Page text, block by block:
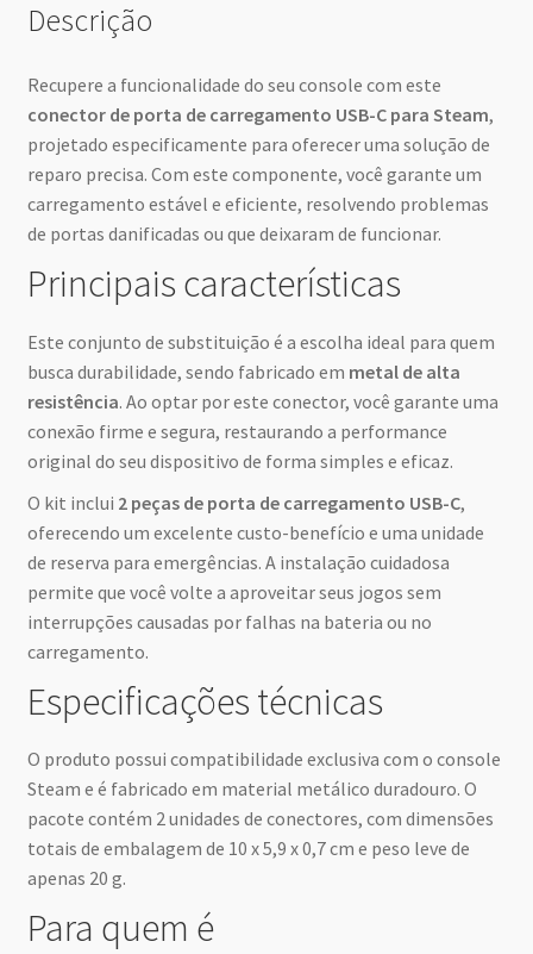
Descrição
Recupere a funcionalidade do seu console com este
conector de porta de carregamento USB-C para Steam,
projetado especificamente para oferecer uma solução de
reparo precisa. Com este componente, você garante um
carregamento estável e eficiente, resolvendo problemas
de portas danificadas ou que deixaram de funcionar.
Principais características
Este conjunto de substituição é a escolha ideal para quem
busca durabilidade, sendo fabricado em metal de alta
resistência. Ao optar por este conector, você garante uma
conexão firme e segura, restaurando a performance
original do seu dispositivo de forma simples e eficaz.
O kit inclui 2 peças de porta de carregamento USB-C,
oferecendo um excelente custo-benefício e uma unidade
de reserva para emergências. A instalação cuidadosa
permite que você volte a aproveitar seus jogos sem
interrupções causadas por falhas na bateria ou no
carregamento.
Especificações técnicas
O produto possui compatibilidade exclusiva com o console
Steam e é fabricado em material metálico duradouro. O
pacote contém 2 unidades de conectores, com dimensões
totais de embalagem de 10 x 5,9 x 0,7 cm e peso leve de
apenas 20 g.
Para quem é